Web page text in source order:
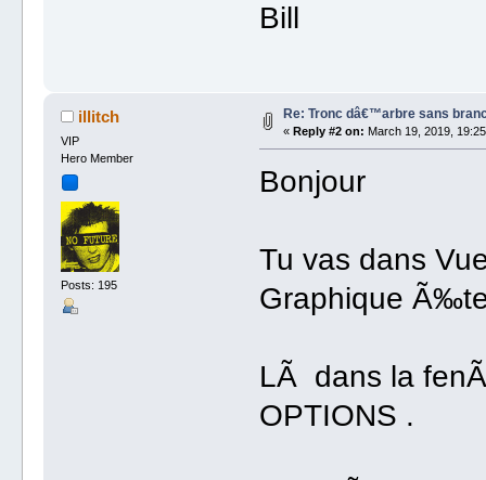
Bill
illitch
VIP
Hero Member
Posts: 195
Re: Tronc dâ€™arbre sans
« Reply #2 on: March 19, 2019,
Bonjour
Tu vas dans
Graphique
LÃ dans la
OPTIONS .